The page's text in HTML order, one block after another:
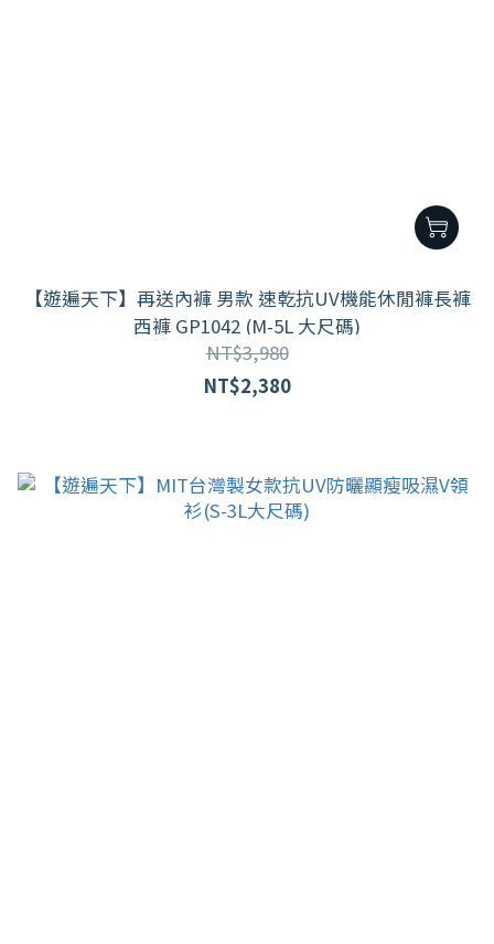
【遊遍天下】再送內褲 男款 速乾抗UV機能休閒褲長褲
西褲 GP1042 (M-5L 大尺碼)
NT$3,980
NT$2,380